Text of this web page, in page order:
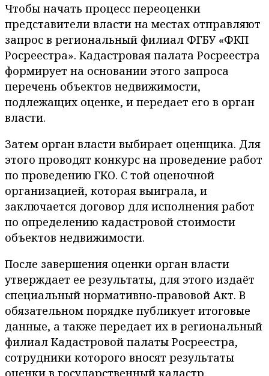
Чтобы начать процесс переоценки
представители власти на местах отправляют
запрос в региональный филиал ФГБУ «ФКП
Росреестра». Кадастровая палата Росреестра
формирует на основании этого запроса
перечень объектов недвижимости,
подлежащих оценке, и передает его в орган
власти.
Затем орган власти выбирает оценщика. Для
этого проводят конкурс на проведение работ
по проведению ГКО. С той оценочной
организацией, которая выиграла, и
заключается договор для исполнения работ
по определению кадастровой стоимости
объектов недвижимости.
После завершения оценки орган власти
утверждает ее результаты, для этого издаёт
специальный нормативно-правовой Акт. В
обязательном порядке публикует итоговые
данные, а также передает их в региональный
филиал Кадастровой палаты Росреестра,
сотрудники которого вносят результаты
оценки в государственный кадастр